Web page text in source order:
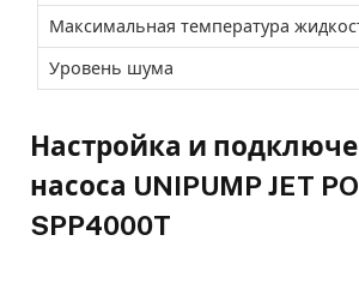
Максимальная температура
Уровень шума
Настройка и
насоса UNIPUMP JET
SPP4000T